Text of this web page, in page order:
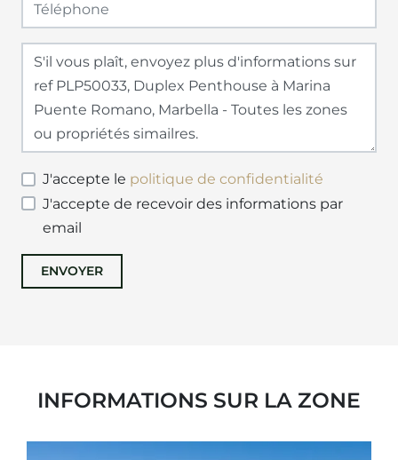
J'accepte le politique de confidentialité
J'accepte de recevoir des informations par
email
ENVOYER
INFORMATIONS SUR LA ZONE